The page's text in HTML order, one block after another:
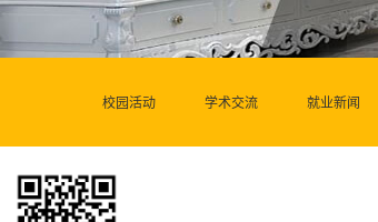
校园活动 学术交流 就业新闻